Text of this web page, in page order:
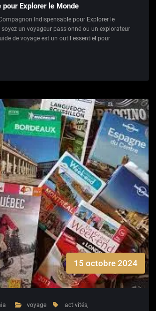
pour Explorer le Monde
Indispensable pour Explorer le
soyez un voyageur passionné ou un explorateur
de voyage est un outil essentiel pour
15 octobre 2024
voyage activités,